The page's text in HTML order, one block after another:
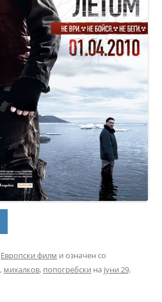
Европски филм и означен со
, михалков, попогребски на јуни 29,